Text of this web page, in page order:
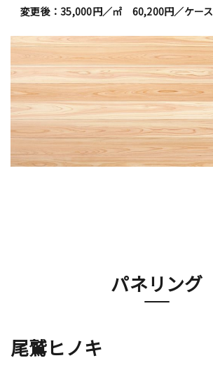
変更後：35,000円／㎡ 60,200円／ケース
パネリング
尾鷲ヒノキ